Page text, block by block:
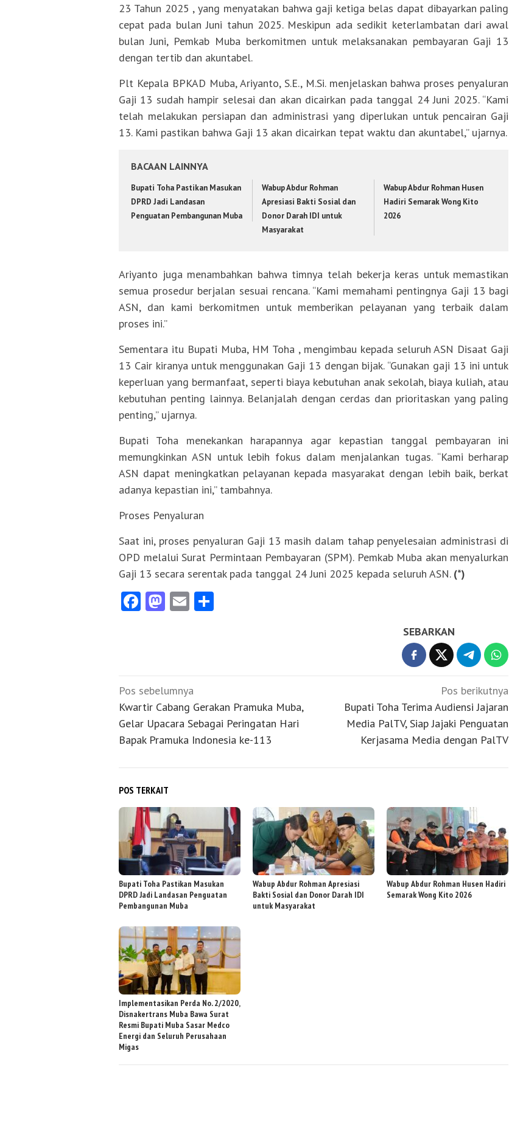
23 Tahun 2025 , yang menyatakan bahwa gaji ketiga belas dapat dibayarkan paling
cepat pada bulan Juni tahun 2025. Meskipun ada sedikit keterlambatan dari awal
bulan Juni, Pemkab Muba berkomitmen untuk melaksanakan pembayaran Gaji 13
dengan tertib dan akuntabel.
Plt Kepala BPKAD Muba, Ariyanto, S.E., M.Si. menjelaskan bahwa proses penyaluran
Gaji 13 sudah hampir selesai dan akan dicairkan pada tanggal 24 Juni 2025. “Kami
telah melakukan persiapan dan administrasi yang diperlukan untuk pencairan Gaji
13. Kami pastikan bahwa Gaji 13 akan dicairkan tepat waktu dan akuntabel,” ujarnya.
BACAAN LAINNYA
Bupati Toha Pastikan Masukan
DPRD Jadi Landasan
Penguatan Pembangunan Muba
Wabup Abdur Rohman
Apresiasi Bakti Sosial dan
Donor Darah IDI untuk
Masyarakat
Wabup Abdur Rohman Husen
Hadiri Semarak Wong Kito
2026
Ariyanto juga menambahkan bahwa timnya telah bekerja keras untuk memastikan
semua prosedur berjalan sesuai rencana. “Kami memahami pentingnya Gaji 13 bagi
ASN, dan kami berkomitmen untuk memberikan pelayanan yang terbaik dalam
proses ini.”
Sementara itu Bupati Muba, HM Toha , mengimbau kepada seluruh ASN Disaat Gaji
13 Cair kiranya untuk menggunakan Gaji 13 dengan bijak. “Gunakan gaji 13 ini untuk
keperluan yang bermanfaat, seperti biaya kebutuhan anak sekolah, biaya kuliah, atau
kebutuhan penting lainnya. Belanjalah dengan cerdas dan prioritaskan yang paling
penting,” ujarnya.
Bupati Toha menekankan harapannya agar kepastian tanggal pembayaran ini
memungkinkan ASN untuk lebih fokus dalam menjalankan tugas. “Kami berharap
ASN dapat meningkatkan pelayanan kepada masyarakat dengan lebih baik, berkat
adanya kepastian ini,” tambahnya.
Proses Penyaluran
Saat ini, proses penyaluran Gaji 13 masih dalam tahap penyelesaian administrasi di
OPD melalui Surat Permintaan Pembayaran (SPM). Pemkab Muba akan menyalurkan
Gaji 13 secara serentak pada tanggal 24 Juni 2025 kepada seluruh ASN. (*)
Facebook
Mastodon
Email
SEBARKAN
Navigasi
pos
Pos sebelumnya
Kwartir Cabang Gerakan Pramuka Muba,
Gelar Upacara Sebagai Peringatan Hari
Bapak Pramuka Indonesia ke-113
Pos berikutnya
Bupati Toha Terima Audiensi Jajaran
Media PalTV, Siap Jajaki Penguatan
Kerjasama Media dengan PalTV
POS TERKAIT
Bupati Toha Pastikan Masukan
DPRD Jadi Landasan Penguatan
Pembangunan Muba
Wabup Abdur Rohman Apresiasi
Bakti Sosial dan Donor Darah IDI
untuk Masyarakat
Wabup Abdur Rohman Husen Hadiri
Semarak Wong Kito 2026
Implementasikan Perda No. 2/2020,
Disnakertrans Muba Bawa Surat
Resmi Bupati Muba Sasar Medco
Energi dan Seluruh Perusahaan
Migas